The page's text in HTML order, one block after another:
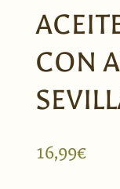
CON
16,99€